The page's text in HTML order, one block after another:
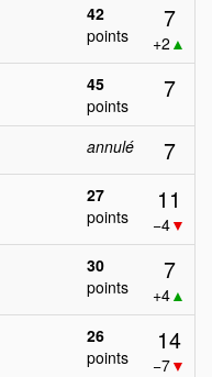
42
points
7
+2 ▲
45
points
7
annulé 7
27
points
11
−4▼
30
points
7
+4▲
26
points
14
−7▼